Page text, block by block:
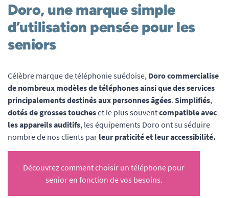
Doro, une marque simple
d’utilisation pensée pour les
seniors
Célèbre marque de téléphonie suédoise, Doro commercialise
de nombreux modèles de téléphones ainsi que des services
principalements destinés aux personnes âgées. Simplifiés,
dotés de grosses toucheset le plus souventcompatible avec
les appareils auditifs, les équipements Doro ont su séduire
nombre de nos clients par leur praticité et leur accessibilité.
Découvrez comment choisir un téléphone pour
senior en fonction de vos besoins.